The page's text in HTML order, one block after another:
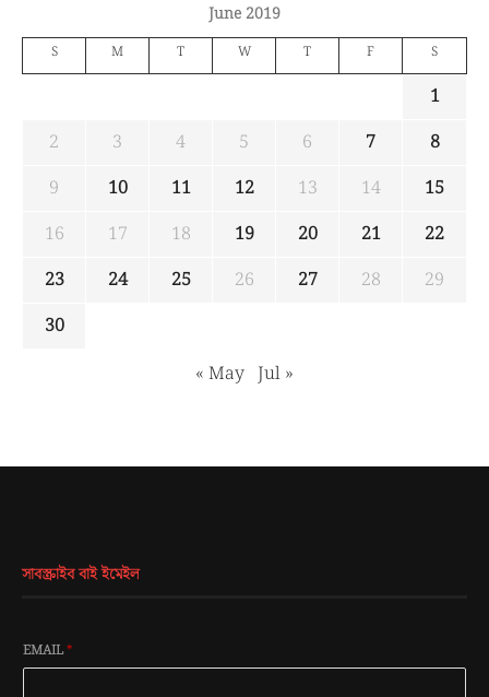
June 2019
S M T W T F S
1
2
3 4 5 6 7
8
9
10 11 12 13 14
15
16
17 18 19 20 21
22
23
24 25 26 27 28
29
30
« May Jul »
সাবস্ক্রাইব বাই ইমেইল
EMAIL*